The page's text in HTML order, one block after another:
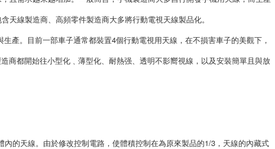
天線製造商、高頻零件製造商大多將行動電視天線製品化。
產。目前一部車子通常都裝置4個行動電視用天線，在不損害車子的美觀下，
商都開始往小型化﹑薄型化、耐熱强、透明不影嚮視線，以及安裝簡單且與放
的天線。由於修改控制電路，使體積控制在為原來製品的1/3，天線的內藏式